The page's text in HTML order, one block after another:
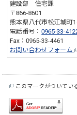
建設部 住宅課
〒866-8601
熊本県八代市松江城
電話番号：0965-33-
Fax：0965-33-4461
お問い合わせフォーム
このマークがついてい